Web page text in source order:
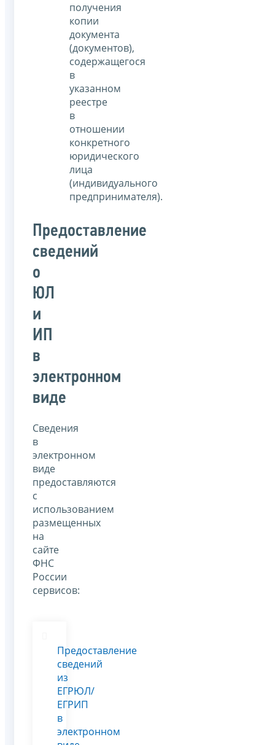
получения
копии
документа
(документов),
содержащегося
в
указанном
реестре
в
отношении
конкретного
юридического
лица
(индивидуального
предпринимателя).
Предоставление
сведений
о
ЮЛ
и
ИП
в
электронном
виде
Сведения
в
электронном
виде
предоставляются
с
использованием
размещенных
на
сайте
ФНС
России
сервисов:
Предоставление
сведений
из
ЕГРЮЛ/
ЕГРИП
в
электронном